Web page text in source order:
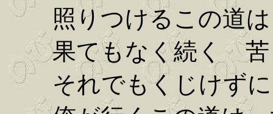
照りつけるこの道
果てもなく続く 苦
それでもくじけずに